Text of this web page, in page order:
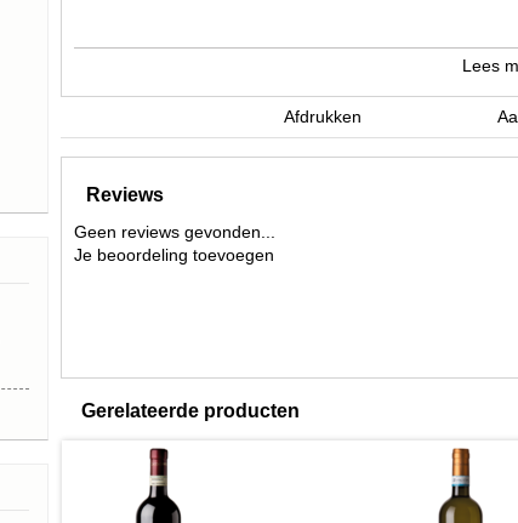
Lees
Afdrukken
Reviews
Geen reviews gevonden...
Je beoordeling toevoegen
Gerelateerde producten